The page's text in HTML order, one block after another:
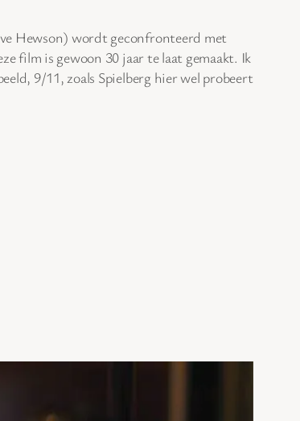
Hewson) wordt geconfronteerd met
film is gewoon 30 jaar te laat gemaakt. Ik
9/11, zoals Spielberg hier wel probeert